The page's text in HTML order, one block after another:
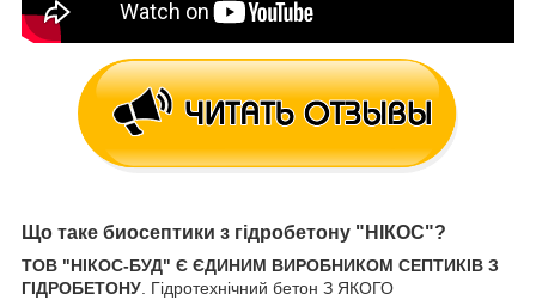
Що таке биосептики з гідробетону "НІКОС"?
ТОВ "НІКОС-БУД" Є ЄДИНИМ ВИРОБНИКОМ СЕПТИКІВ З
ГІДРОБЕТОНУ . Гідротехнічний бетон З ЯКОГО